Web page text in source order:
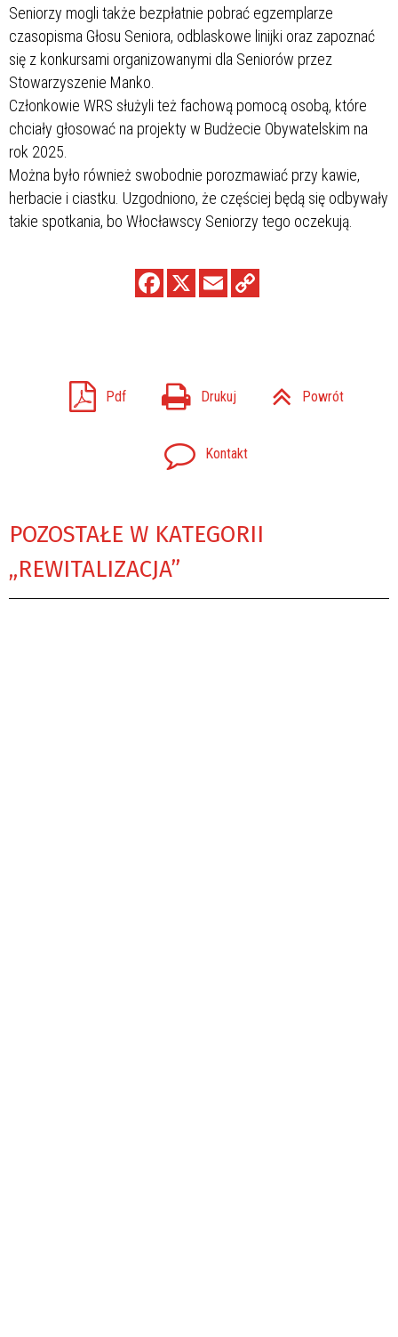
Seniorzy mogli także bezpłatnie pobrać egzemplarze
czasopisma Głosu Seniora, odblaskowe linijki oraz zapoznać
się z konkursami organizowanymi dla Seniorów przez
Stowarzyszenie Manko.
Członkowie WRS służyli też fachową pomocą osobą, które
chciały głosować na projekty w Budżecie Obywatelskim na
rok 2025.
Można było również swobodnie porozmawiać przy kawie,
herbacie i ciastku. Uzgodniono, że częściej będą się odbywały
takie spotkania, bo Włocławscy Seniorzy tego oczekują.
Pdf Drukuj Powrót
Kontakt
POZOSTAŁE W KATEGORII
„REWITALIZACJA”